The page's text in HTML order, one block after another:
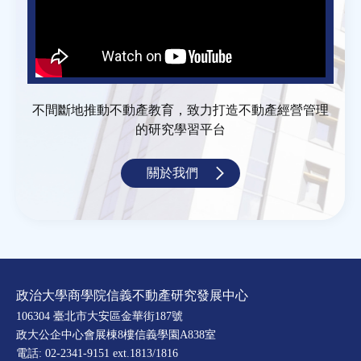
不間斷地推動不動產教育，致力打造不動產經營管理
的研究學習平台
關於我們
政治大學商學院信義不動產研究發展中心
106304 臺北市大安區金華街187號
政大公企中心會展棟8樓信義學園A838室
電話: 02-2341-9151 ext.1813/1816